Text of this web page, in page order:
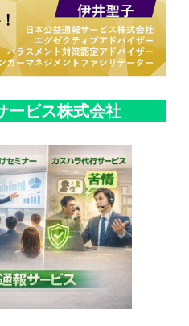
ービス株式会社